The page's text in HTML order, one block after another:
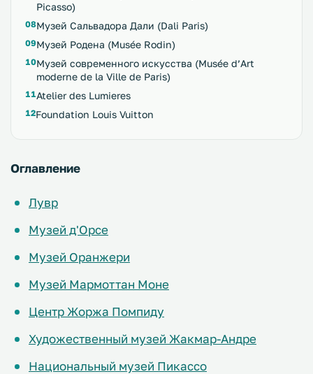
Picasso)
Музей Сальвадора Дали (Dali Paris)
Музей Родена (Musée Rodin)
Музей современного искусства (Musée d’Art
moderne de la Ville de Paris)
Atelier des Lumieres
Foundation Louis Vuitton
Оглавление
Лувр
Музей д'Орсе
Музей Оранжери
Музей Мармоттан Моне
Центр Жоржа Помпиду
Художественный музей Жакмар-Андре
Национальный музей Пикассо